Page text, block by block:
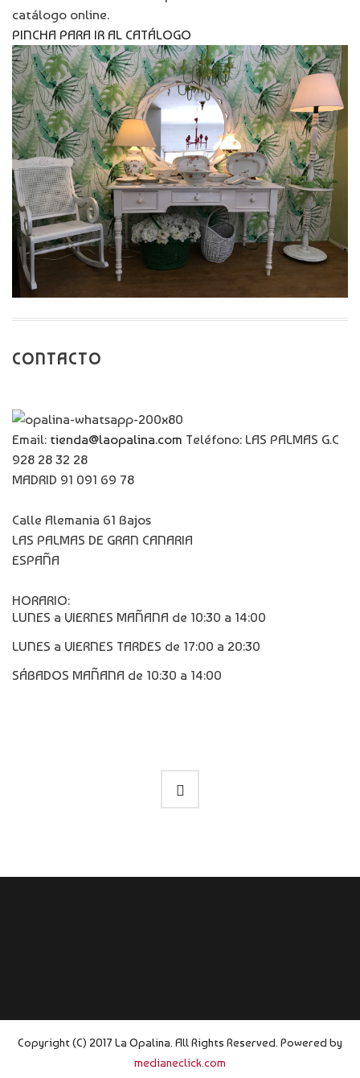
catálogo online.
PINCHA PARA IR AL CATÁLOGO
CONTACTO
Email: tienda@laopalina.com Teléfono: LAS PALMAS G.C
928 28 32 28
MADRID 91 091 69 78
Calle Alemania 61 Bajos
LAS PALMAS DE GRAN CANARIA
ESPAÑA
HORARIO:
LUNES a VIERNES MAÑANA de 10:30 a 14:00
LUNES a VIERNES TARDES de 17:00 a 20:30
SÁBADOS MAÑANA de 10:30 a 14:00
Copyright (C) 2017 La Opalina. All Rights Reserved. Powered by
medianeclick.com